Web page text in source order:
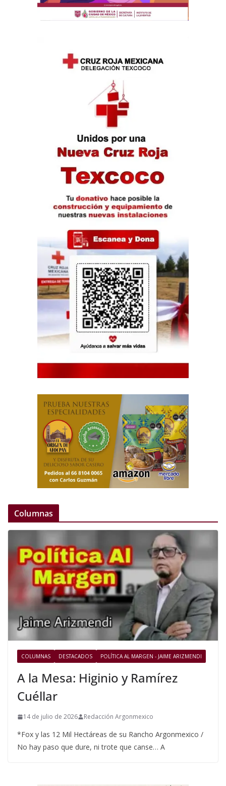
Columnas
COLUMNAS DESTACADOS POLÍTICA AL MARGEN - JAIME ARIZMENDI
A la Mesa: Higinio y Ramírez
Cuéllar
14 de julio de 2026 Redacción Argonmexico
*Fox y las 12 Mil Hectáreas de su Rancho Argonmexico /
No hay paso que dure, ni trote que canse… A